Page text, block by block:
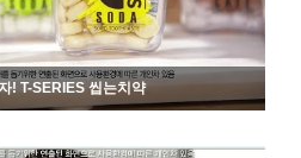
! T-SERIES 씹는치약